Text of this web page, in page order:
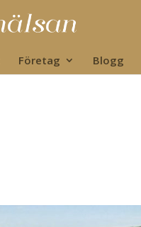
Företag Blogg